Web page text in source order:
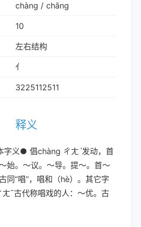
chàng / chāng
10
左右结构
亻
3225112511
释义
字义● 倡chàng ㄔㄤˋ发动，首
始。～议。～导。提～。首～
同“唱”，唱和（hè）。其它字
ˉ古代称唱戏的人：～优。古